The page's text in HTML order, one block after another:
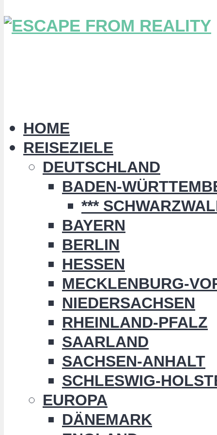
HOME
REISEZIELE
DEUTSCHLAND
BADEN-
***
BAYERN
BERLIN
HESSEN
MECKLENBURG-
NIEDERSACHSEN
RHEINLAND-PFALZ
SAARLAND
SACHSEN-ANHALT
SCHLESWIG-
EUROPA
DÄNEMARK